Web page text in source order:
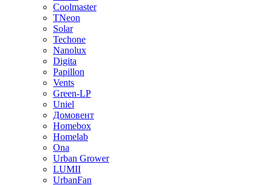
Coolmaster
TNeon
Solar
Techone
Nanolux
Digita
Papillon
Vents
Green-LP
Uniel
Домовент
Homebox
Homelab
Ona
Urban Grower
LUMII
UrbanFan